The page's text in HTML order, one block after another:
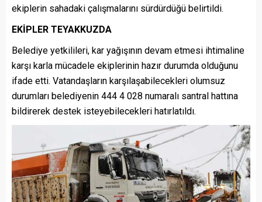
ekiplerin sahadaki çalışmalarını sürdürdüğü belirtildi.
EKİPLER TEYAKKUZDA
Belediye yetkilileri, kar yağışının devam etmesi ihtimaline
karşı karla mücadele ekiplerinin hazır durumda olduğunu
ifade etti. Vatandaşların karşılaşabilecekleri olumsuz
durumları belediyenin 444 4 028 numaralı santral hattına
bildirerek destek isteyebilecekleri hatırlatıldı.